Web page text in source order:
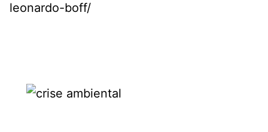
leonardo-boff/